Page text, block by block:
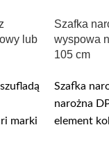
lub
marki
Szafka
wyspowa
105 cm
Szafka
narożna
element